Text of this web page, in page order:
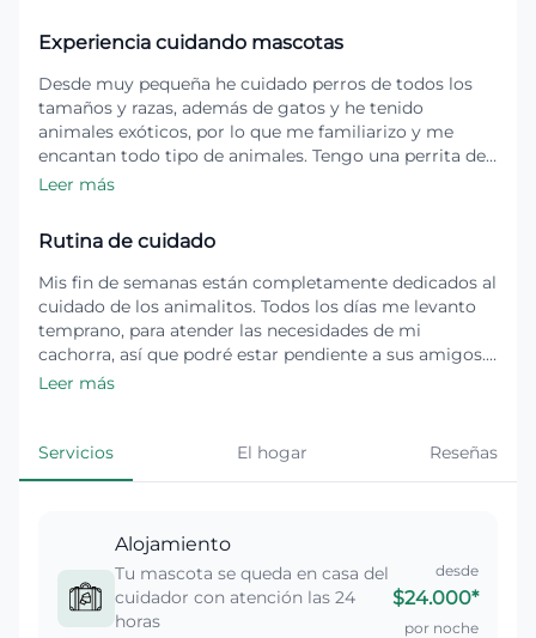
Experiencia cuidando mascotas
Desde muy pequeña he cuidado perros de todos los
tamaños y razas, además de gatos y he tenido
animales exóticos, por lo que me familiarizo y me
encantan todo tipo de animales. Tengo una perrita de
tamaño mediano muy sociable y amistosa, que por lo
para caso de perritos tímidos o poco sociables hay
lugar para darle su espacio y separarlos. Además de
experiencia con perritos juguetones e intensos, tengo
experiencia con perritos tímidos y sensibles.
Leer más
Rutina de cuidado
Mis fin de semanas están completamente dedicados al
cuidado de los animalitos. Todos los días me levanto
temprano, para atender las necesidades de mi
cachorra, así que podré estar pendiente a sus amigos.
También durante la semana cuento con algunos
Leer más
Servicios El hogar Reseñas
Alojamiento
Tu mascota se queda en casa del
cuidador con atención las 24
horas
desde
$24.000*
por noche